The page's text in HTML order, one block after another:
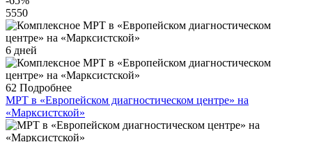
5550
6 дней
62 Подробнее
МРТ в «Европейском диагностическом центре» на
«Марксистской»